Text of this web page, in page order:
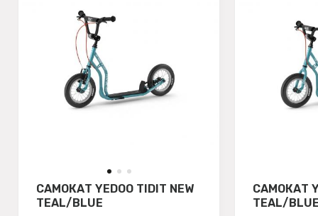
САМОКАТ YEDOO TIDIT NEW
TEAL/BLUE
САМОКАТ
TEAL/